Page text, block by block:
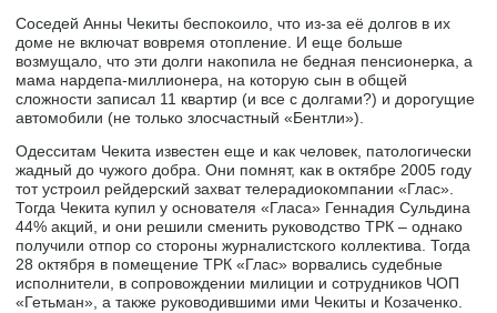
Соседей Анны Чекиты беспокоило, что из-за её долгов в их
доме не включат вовремя отопление. И еще больше
возмущало, что эти долги накопила не бедная пенсионерка, а
мама нардепа-миллионера, на которую сын в общей
сложности записал 11 квартир (и все с долгами?) и дорогущие
автомобили (не только злосчастный «Бентли»).
Одесситам Чекита известен еще и как человек, патологически
жадный до чужого добра. Они помнят, как в октябре 2005 году
тот устроил рейдерский захват телерадиокомпании «Глас».
Тогда Чекита купил у основателя «Гласа» Геннадия Сульдина
44% акций, и они решили сменить руководство ТРК – однако
получили отпор со стороны журналистского коллектива. Тогда
28 октября в помещение ТРК «Глас» ворвались судебные
исполнители, в сопровождении милиции и сотрудников ЧОП
«Гетьман», а также руководившими ими Чекиты и Козаченко.